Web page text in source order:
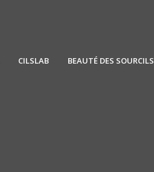
CILSLAB BEAUTÉ DES SOURCILS